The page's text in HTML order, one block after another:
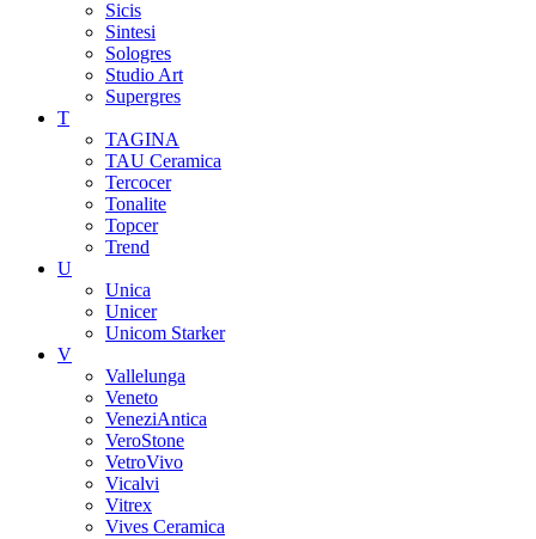
Sicis
Sintesi
Sologres
Studio Art
Supergres
T
TAGINA
TAU Ceramica
Tercocer
Tonalite
Topcer
Trend
U
Unica
Unicer
Unicom Starker
V
Vallelunga
Veneto
VeneziAntica
VeroStone
VetroVivo
Vicalvi
Vitrex
Vives Ceramica